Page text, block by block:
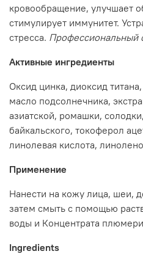
кровообращение, улучшает
стимулирует иммунитет.
стресса. Профессиональный
Активные ингредиенты
Оксид цинка, диоксид
масло подсолнечника,
азиатской, ромашки,
байкальского, токоферол
линолевая кислота,
Применение
Нанести на кожу лица, шеи,
затем смыть с помощью
воды и Концентрата
Ingredients